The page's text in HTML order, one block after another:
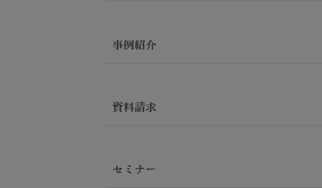
事例紹介
資料請求
セミナー